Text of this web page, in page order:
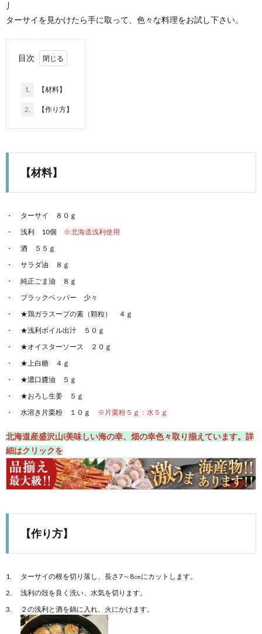
丿
ターサイを見かけたら手に取って、色々な料理をお試し下さい。
目次
1. 【材料】
2. 【作り方】
【材料】
ターサイ ８０ｇ
浅利 10個 ※北海道浅利使用
酒 ５５ｇ
サラダ油 ８ｇ
純正ごま油 ８ｇ
ブラックペッパー 少々
★鶏ガラスープの素（顆粒） ４ｇ
★浅利ボイル出汁 ５０ｇ
★オイスターソース ２０ｇ
★上白糖 ４ｇ
★濃口醬油 ５ｇ
★おろし生姜 ５ｇ
水溶き片栗粉 １０ｇ ※片栗粉５ｇ：水５ｇ
北海道産盛沢山❕美味しい海の幸、畑の幸色々取り揃えています。詳
細はクリックを
【作り方】
ターサイの根を切り落し、長さ7～8㎝にカットします。
浅利の殻を良く洗い、水気を切ります。
２の浅利と酒を鍋に入れ、火にかけます。